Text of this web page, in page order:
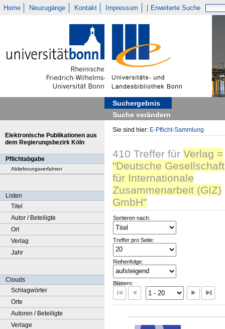
Home Neuzugänge Kontakt Impressum Erweiterte Suche
Suchergebnis
Suche verändern
Elektronische Publikationen aus
dem Regierungsbezirk Köln
Pflichtabgabe
Ablieferungsverfahren
Listen
Titel
Autor / Beteiligte
Ort
Verlag
Jahr
Clouds
Schlagwörter
Orte
Autoren / Beteiligte
Verlage
Sie sind hier: E-Pflicht-Sammlung
410 Treffer für Verlag =
"Deutsche Gesellschaft
für Internationale
Zusammenarbeit (GIZ)
GmbH"
Sortieren nach:
Treffer pro Seite:
Reihenfolge:
Blättern: